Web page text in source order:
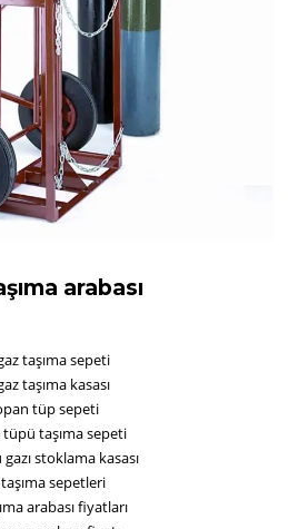
arabası
taşıma sepeti
taşıma kasası
tüp sepeti
taşıma sepeti
stoklama kasası
sepetleri
arabası fiyatları